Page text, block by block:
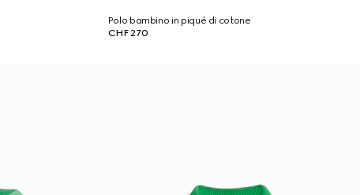
Polo bambino in piqué di cotone
CHF 270